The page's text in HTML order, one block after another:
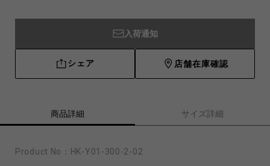
入荷通知
シェア 店舗在庫確認
商品詳細 サイズ詳細
Product No： HK-Y01-300-2-02